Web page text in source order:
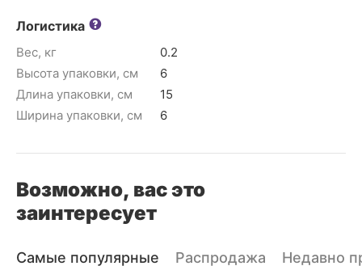
Логистика
Вес, кг
0.2
Высота упаковки, см
6
Длина упаковки, см
15
Ширина упаковки, см
6
Возможно, вас это
заинтересует
Самые популярные Распродажа Недавно